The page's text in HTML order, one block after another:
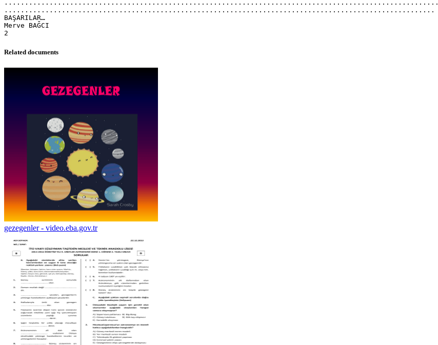
..........................................................................................................
.........................................................................................................
BAŞARILAR…
Merve BAĞCI
Related documents
gezegenler - video.eba.gov.tr